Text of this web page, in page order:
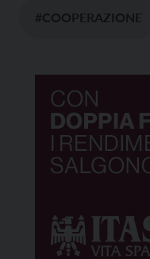
#COOPERAZIONE